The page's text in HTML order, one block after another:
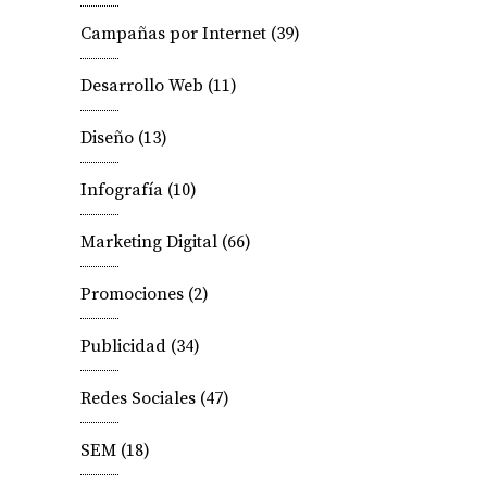
Campañas por Internet (39)
Desarrollo Web (11)
Diseño (13)
Infografía (10)
Marketing Digital (66)
Promociones (2)
Publicidad (34)
Redes Sociales (47)
SEM (18)